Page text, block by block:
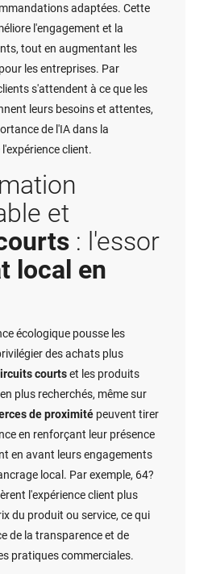
adaptées. Cette
l'engagement et la
tout en augmentant les
les entreprises. Par
s'attendent à ce que les
leurs besoins et attentes,
de l'IA dans la
client.
et
: l'essor
local en
écologique pousse les
des achats plus
courtset les produits
plus recherchés, même sur
de proximité peuvent tirer
en renforçant leur présence
en avant leurs engagements
local. Par exemple, 64?
l'expérience client plus
du produit ou service, ce qui
de la transparence et de
pratiques commerciales.